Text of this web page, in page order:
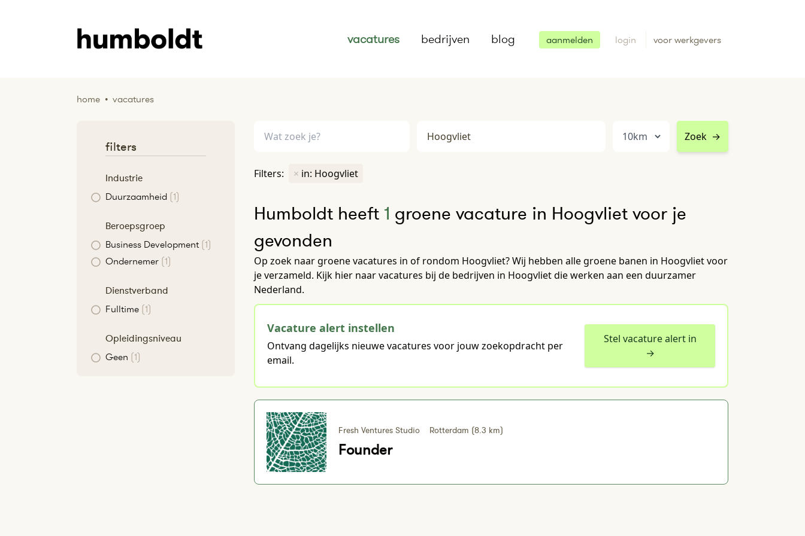
vacatures bedrijven blog aanmelden login voor werkgevers
home • vacatures
Zoek →
Filters: × in: Hoogvliet
Humboldt heeft 1 groene vacature in Hoogvliet voor je
gevonden
Op zoek naar groene vacatures in of rondom Hoogvliet? Wij hebben alle groene banen in Hoogvliet voor
je verzameld. Kijk hier naar vacatures bij de bedrijven in Hoogvliet die werken aan een duurzamer
Nederland.
Vacature alert instellen
Ontvang dagelijks nieuwe vacatures voor jouw zoekopdracht per
email.
Stel vacature alert in
→
Fresh Ventures Studio Rotterdam (8.3 km)
Founder
filters
Industrie
Duurzaamheid (1)
Beroepsgroep
Business Development (1)
Ondernemer (1)
Dienstverband
Fulltime (1)
Opleidingsniveau
Geen (1)